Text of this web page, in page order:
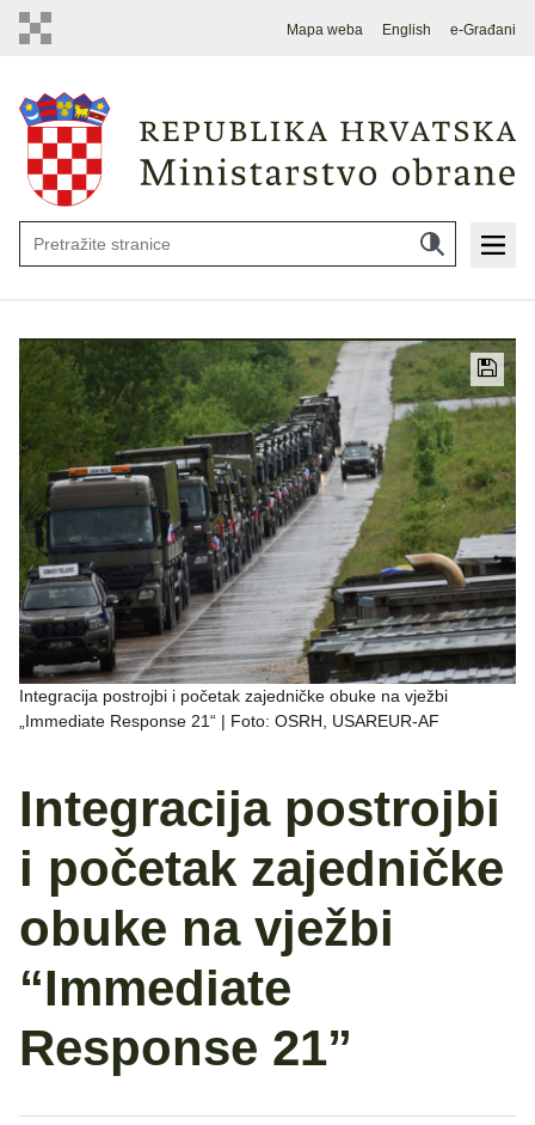
Mapa weba English e-Građani
Integracija postrojbi i početak zajedničke obuke na vježbi
„Immediate Response 21“ | Foto: OSRH, USAREUR-AF
Integracija postrojbi
i početak zajedničke
obuke na vježbi
“Immediate
Response 21”